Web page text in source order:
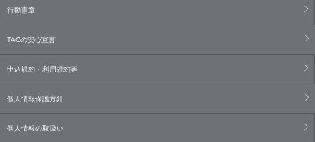
行動憲章
TACの安心宣言
申込規約・利用規約等
個人情報保護方針
個人情報の取扱い